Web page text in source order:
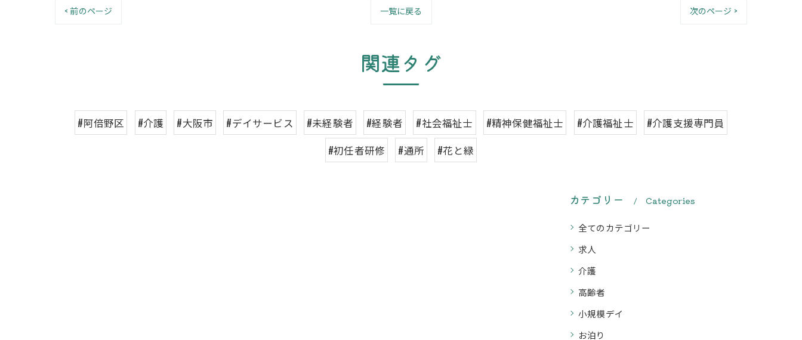
< 前のページ 一覧に戻る 次のページ >
関連タグ
#阿倍野区 #介護 #大阪市 #デイサービス #未経験者 #経験者 #社会福祉士 #精神保健福祉士 #介護福祉士
#介護支援専門員
#初任者研修
#通所 #花と緑
カテゴリー Categories
全てのカテゴリー
求人
介護
高齢者
小規模デイ
お泊り